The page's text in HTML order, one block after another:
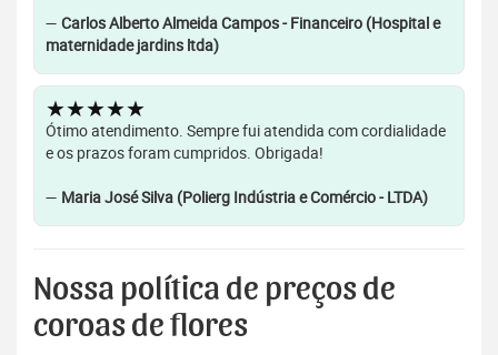
— Carlos Alberto Almeida Campos - Financeiro (Hospital e
maternidade jardins ltda)
★★★★★
Ótimo atendimento. Sempre fui atendida com cordialidade
e os prazos foram cumpridos. Obrigada!
— Maria José Silva (Polierg Indústria e Comércio - LTDA)
Nossa política de preços de
coroas de flores